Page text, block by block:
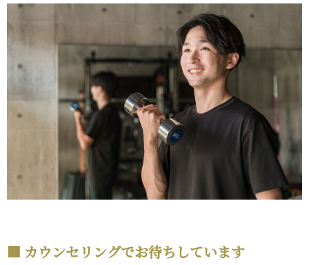
カウンセリングでお待ちしています